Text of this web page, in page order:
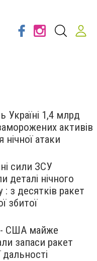
Україні 1,4 млрд
активів
нічної атаки
сили ЗСУ
деталі нічного
: з десятків ракет
збитої
- США майже
запаси ракет
дальності